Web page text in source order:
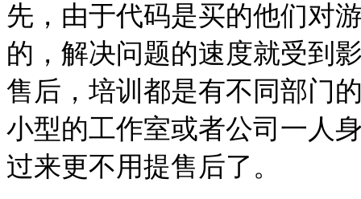
先，由于代码是买的他们对
的，解决问题的速度就受到
售后，培训都是有不同部门
小型的工作室或者公司一人
过来更不用提售后了。